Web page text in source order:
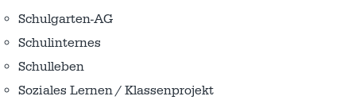
Schulgarten-AG
Schulinternes
Schulleben
Soziales Lernen / Klassenprojekt